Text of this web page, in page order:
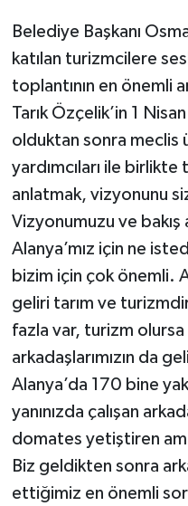
Belediye Başkanı
katılan turizmcilere
toplantının en önemli
Tarık Özçelik’in 1
olduktan sonra meclis
yardımcıları ile birlikte
anlatmak, vizyonunu
Vizyonumuzu ve bakış
Alanya’mız için ne
bizim için çok önemli.
geliri tarım ve
fazla var, turizm
arkadaşlarımızın da
Alanya’da 170 bine
yanınızda çalışan
domates yetiştiren
Biz geldikten sonra
ettiğimiz en önemli